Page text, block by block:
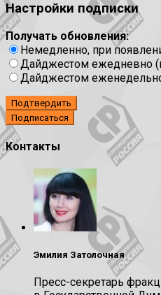
Настройки подписки
Получать обновления:
Немедленно, при
Дайджестом ежедневно
Дайджестом
Подтвердить
Контакты
Эмилия Затолочная
Пресс-секретарь